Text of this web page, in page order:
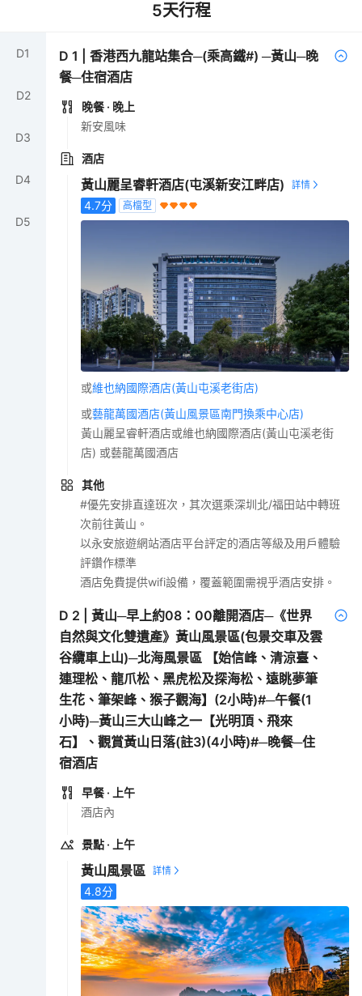
5天行程
D1
D2
D3
D4
D5
D1 |香港西九龍站集合─(乘高鐵#) ─黃山─晚
餐─住宿酒店
晚餐 · 晚上
新安風味
酒店
黃山麗呈睿軒酒店(屯溪新安江畔店)
4.7分 高檔型
或維也納國際酒店(黃山屯溪老街店)
或藝龍萬國酒店(黃山風景區南門換乘中心店)
黃山麗呈睿軒酒店或維也納國際酒店(黃山屯溪老街
店) 或藝龍萬國酒店
其他
#優先安排直達班次，其次選乘深圳北/福田站中轉班
次前往黃山。
以永安旅遊網站酒店平台評定的酒店等級及用戶體驗
評鑽作標準
酒店免費提供wifi設備，覆蓋範圍需視乎酒店安排。
D 2 |黃山─早上約08：00離開酒店─《世界
自然與文化雙遺產》黃山風景區(包景交車及雲
谷纜車上山)─北海風景區 【始信峰、清涼臺、
連理松、龍爪松、黑虎松及探海松、遠眺夢筆
生花、筆架峰、猴子觀海】(2小時)#─午餐(1
小時)─黃山三大山峰之一【光明頂、飛來
石】、觀賞黃山日落(註3)(4小時)#─晚餐─住
宿酒店
早餐 · 上午
酒店內
景點 · 上午
黃山風景區
4.8分